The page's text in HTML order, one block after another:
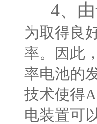
4、由
为取得良
率。因此
率电池的
技术使得
电装置可